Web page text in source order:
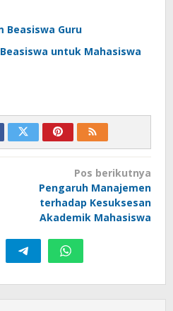
Beasiswa Guru
untuk Mahasiswa
Pos berikutnya
Pengaruh Manajemen
terhadap Kesuksesan
Akademik Mahasiswa